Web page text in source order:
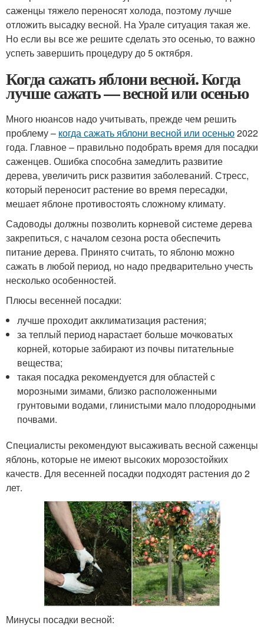
саженцы тяжело переносят холода, поэтому лучше
отложить высадку весной. На Урале ситуация такая же.
Но если вы все же решите сделать это осенью, то важно
успеть завершить процедуру до 5 октября.
Когда сажать яблони весной. Когда
лучше сажать — весной или осенью
Много нюансов надо учитывать, прежде чем решить
проблему – когда сажать яблони весной или осенью2022
года. Главное – правильно подобрать время для посадки
саженцев. Ошибка способна замедлить развитие
дерева, увеличить риск развития заболеваний. Стресс,
который переносит растение во время пересадки,
мешает яблоне противостоять сложному климату.
Садоводы должны позволить корневой системе дерева
закрепиться, с началом сезона роста обеспечить
питание дерева. Принято считать, то яблоню можно
сажать в любой период, но надо предварительно учесть
несколько особенностей.
Плюсы весенней посадки:
лучше проходит акклиматизация растения;
за теплый период нарастает больше мочковатых
корней, которые забирают из почвы питательные
вещества;
такая посадка рекомендуется для областей с
морозными зимами, близко расположенными
грунтовыми водами, глинистыми мало плодородными
почвами.
Специалисты рекомендуют высаживать весной саженцы
яблонь, которые не имеют высоких морозостойких
качеств. Для весенней посадки подходят растения до 2
лет.
Минусы посадки весной: